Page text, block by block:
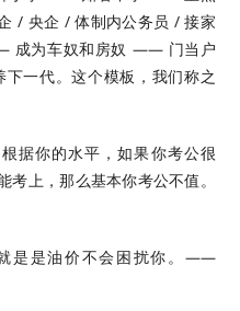
/ 央企 / 体制内公务员 / 接家
为车奴和房奴 —— 门当户
一代。这个模板，我们称之
据你的水平，如果你考公很
上，那么基本你考公不值。
是是油价不会困扰你。——